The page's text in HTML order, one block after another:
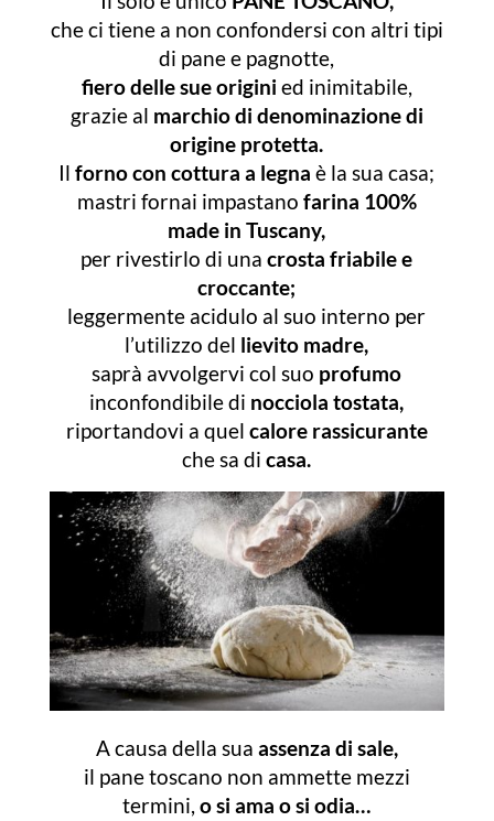
che ci tiene a non confondersi con altri tipi
di pane e pagnotte,
fiero delle sue origini ed inimitabile,
grazie al marchio di denominazione di
origine protetta.
Ilforno con cottura a legna è la sua casa;
mastri fornai impastano farina 100%
made in Tuscany,
per rivestirlo di unacrosta friabile e
croccante;
leggermente acidulo al suo interno per
l’utilizzo del lievito madre,
saprà avvolgervi col suo profumo
inconfondibile di nocciola tostata,
riportandovi a quel calore rassicurante
che sa dicasa.
A causa della sua assenza di sale,
il pane toscano non ammette mezzi
termini,o si ama o si odia…